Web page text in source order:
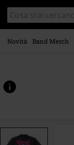
contenuto
principale
Cerca
nel
catalogo
Novità Band Merch
www.emp-
p/be-